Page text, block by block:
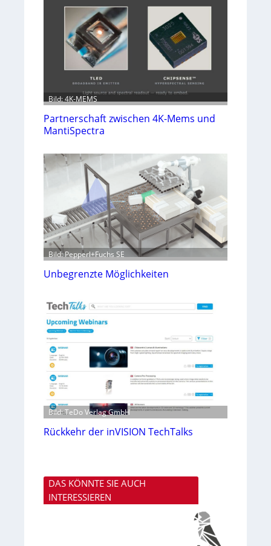
Bild: 4K-MEMS
Partnerschaft zwischen 4K-Mems und
MantiSpectra
Bild: Pepperl+Fuchs SE
Unbegrenzte Möglichkeiten
Bild: TeDo Verlag GmbH
Rückkehr der inVISION TechTalks
DAS KÖNNTE SIE AUCH
INTERESSIEREN